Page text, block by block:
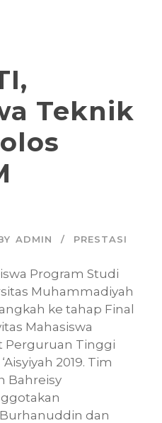
Teknik
ADMIN PRESTASI
Program Studi
Muhammadiyah
ke tahap Final
Mahasiswa
Perguruan Tinggi
2019. Tim
Bahreisy
dan